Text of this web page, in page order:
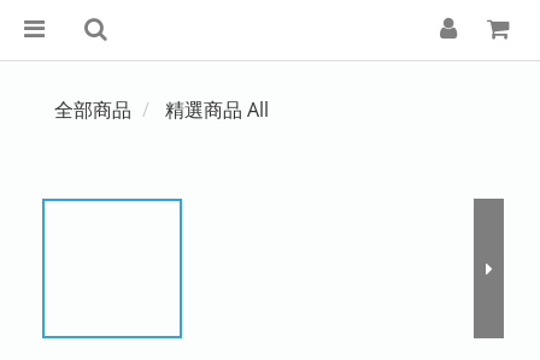
全部商品 精選商品 All